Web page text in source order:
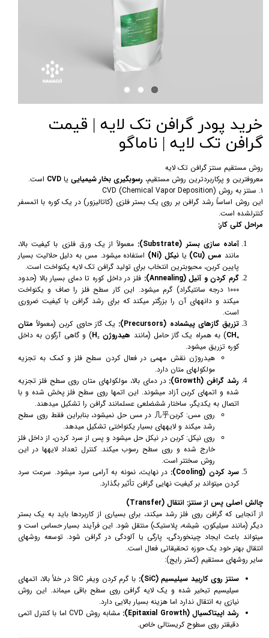
خرید پودر گرافن تک لایه | قیمت
گرافن تک لایه | ناماگو
روش مستقیم سنتز گرافن تک لایه
معروفترین و پرکاربردترین روش مستقیم، رسوبگیری بخار شیمیایی یا CVD است.
۱. سنتز به روش CVD (Chemical Vapor Deposition)
این روش اساساً رشد گرافن بر روی یک بستر فلزی (کاتالیزور) در یک کوره با اتمسفر
کنترلشده است.
مراحل کلی کار:
آماده سازی بستر (Substrate):
معمولاً از یک ورق فلزی با کیفیت بالا،
مانند مس (Cu) یا نیکل (Ni)
استفاده میشود. مس به دلیل حلالیت بسیار
پایین کربن، محبوبترین انتخاب برای تولید گرافن تک لایه یکنواخت است.
گرم کردن و آنیل (Annealing):
فلز در داخل کوره تا دمای بسیار بالا (حدود
۱۰۰۰ درجه سانتیگراد) گرم میشود. این کار سطح فلز را صاف و یکنواخت
میکند و دانههای آن را بزرگتر میکند که برای رشد گرافن با کیفیت ضروری
است.
تزریق گازهای پیشماده (Precursors):
یک گاز حاوی کربن (معمولاً متان
CH₄) به همراه یک گاز حامل (مانند هیدروژن H₂
) و گاهی آرگون به داخل
کوره تزریق میشود.
هیدروژن نقش مهمی در فعال کردن سطح فلز و کمک به تجزیه
مولکولهای متان دارد.
رشد گرافن (Growth):
در دمای بالا، مولکولهای متان روی سطح فلز تجزیه
شده و اتمهای کربن آزاد میشوند. این اتمها روی سطح فلز پخش شده و با
اتصال به یکدیگر، ساختار ششضلعی عسلمانند گرافن را تشکیل میدهند.
روی مس: کربن几乎 در مس حل نمیشود، بنابراین فقط روی سطح
رشد میکند و لایههای بسیار یکنواختی تشکیل میدهد.
روی نیکل: کربن در نیکل حل میشود و پس از سرد کردن، از داخل فلز
خارج شده و روی سطح رسوب میکند. کنترل تعداد لایهها در این
روش سختتر است.
سرد کردن (Cooling):
در نهایت، نمونه به آرامی سرد میشود. سرعت سرد
کردن میتواند بر کیفیت نهایی گرافن تأثیر بگذارد.
چالش اصلی پس از سنتز: انتقال (Transfer)
از آنجایی که گرافن روی فلز رشد میکند، برای بسیاری از کاربردها باید به یک بستر
دیگر (مانند سیلیکون، شیشه، پلاستیک) منتقل شود. این فرآیند بسیار حساس است و
میتواند باعث ایجاد چینخوردگی، پارگی یا آلودگی در گرافن شود. توسعه روشهای
انتقال بهتر خود یک حوزه تحقیقاتی فعال است.
سایر روشهای مستقیم (کمتر رایج):
سنتز روی کاربید سیلیسیم (SiC):
با گرم کردن ویفر SiC در خلأ بالا، اتمهای
سیلیسیم تبخیر شده و یک لایه گرافن روی سطح باقی میماند. این روش
نیازی به انتقال ندارد اما هزینه بسیار بالایی دارد.
رشد اپیتاکسیال (Epitaxial Growth):
مشابه روش CVD اما با کنترل اتمی
دقیقتر روی سطوح کریستالی خاص.